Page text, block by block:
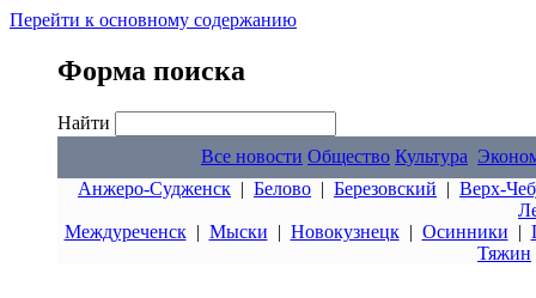
Перейти к основному содержанию
Форма поиска
Найти
Все новости Общество Культура
Анжеро-Судженск | Белово | Березовский | Верх-
Междуреченск| Мыски | Новокузнецк| Осинники |
Тяжин